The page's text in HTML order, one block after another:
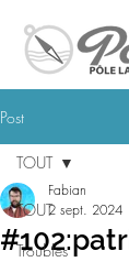
Post
TOUT
Troubles
TOUT
Fabian
2 sept. 2024